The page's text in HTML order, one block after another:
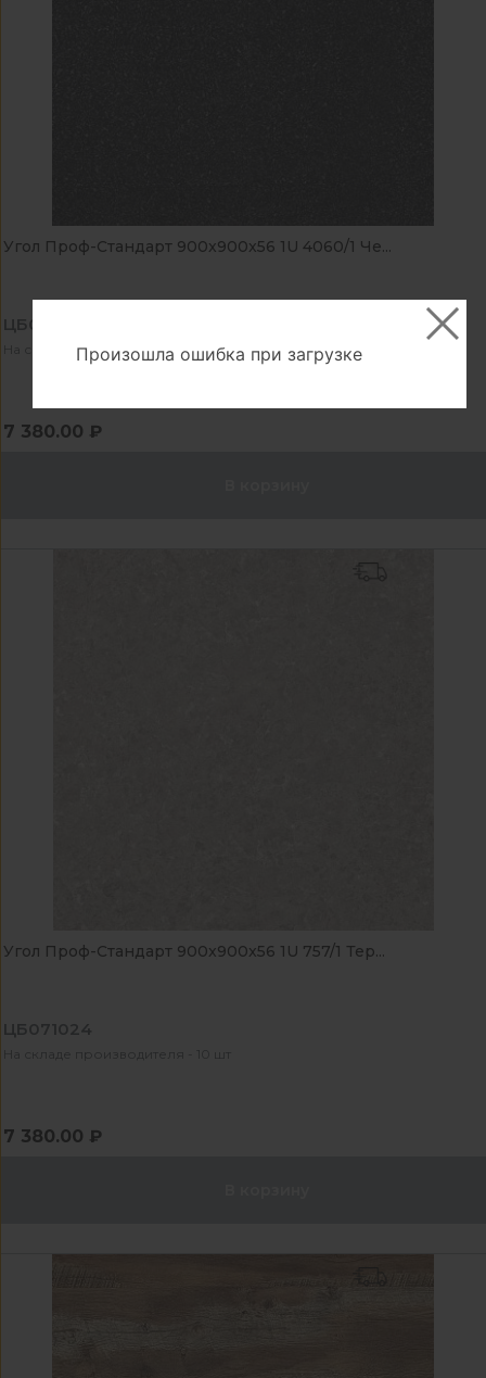
Угол Проф-Стандарт 900x900x56 1U 4060/1 Че...
ЦБ071019
На складе производителя - 10 шт
7 380.00 ₽
Угол Проф-Стандарт 900x900x56 1U 757/1 Тер...
ЦБ071024
На складе производителя - 10 шт
7 380.00 ₽
Произошла ошибка при загрузке